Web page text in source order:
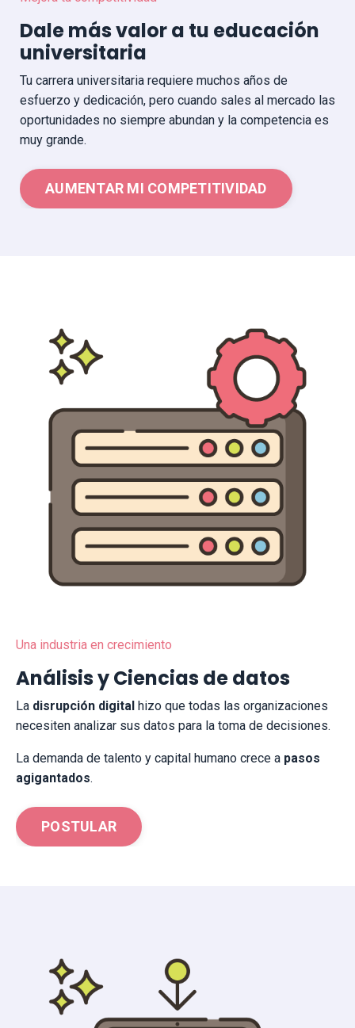
Dale más valor a tu educación
universitaria
Tu carrera universitaria requiere muchos años de
esfuerzo y dedicación, pero cuando sales al mercado las
oportunidades no siempre abundan y la competencia es
muy grande.
AUMENTAR MI COMPETITIVIDAD
Una industria en crecimiento
Análisis y Ciencias de datos
La disrupción digital hizo que todas las organizaciones
necesiten analizar sus datos para la toma de decisiones.
La demanda de talento y capital humano crece a pasos
agigantados.
POSTULAR